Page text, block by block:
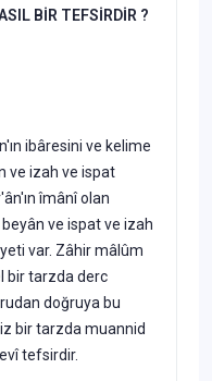
BİR TEFSİRDİR ?
ibâresini ve kelime
ve izah ve ispat
îmânî olan
ve ispat ve izah
var. Zâhir mâlûm
bir tarzda derc
doğruya bu
bir tarzda muannid
tefsirdir.